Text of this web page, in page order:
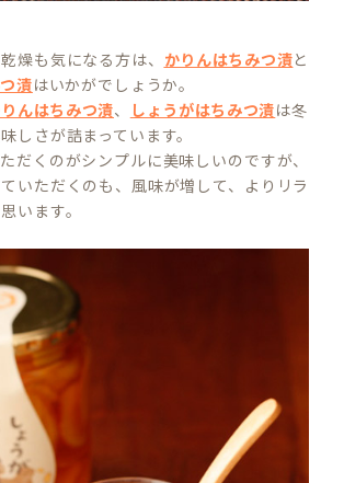
燥も気になる方は、 かりんはちみつ漬と
漬はいかがでしょうか。
んはちみつ漬、 しょうがはちみつ漬は冬
しさが詰まっています。
だくのがシンプルに美味しいのですが、
いただくのも、風味が増して、よりリラ
います。